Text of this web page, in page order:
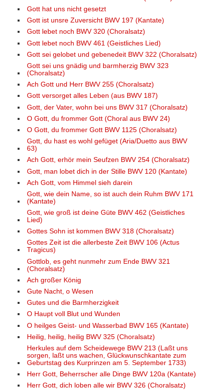
Gott hat uns nicht gesetzt
Gott ist unsre Zuversicht BWV 197 (Kantate)
Gott lebet noch BWV 320 (Choralsatz)
Gott lebet noch BWV 461 (Geistliches Lied)
Gott sei gelobet und gebenedeit BWV 322 (Choralsatz)
Gott sei uns gnädig und barmherzig BWV 323
(Choralsatz)
Ach Gott und Herr BWV 255 (Choralsatz)
Gott versorget alles Leben (aus BWV 187)
Gott, der Vater, wohn bei uns BWV 317 (Choralsatz)
O Gott, du frommer Gott (Choral aus BWV 24)
O Gott, du frommer Gott BWV 1125 (Choralsatz)
Gott, du hast es wohl gefüget (Aria/Duetto aus BWV
63)
Ach Gott, erhör mein Seufzen BWV 254 (Choralsatz)
Gott, man lobet dich in der Stille BWV 120 (Kantate)
Ach Gott, vom Himmel sieh darein
Gott, wie dein Name, so ist auch dein Ruhm BWV 171
(Kantate)
Gott, wie groß ist deine Güte BWV 462 (Geistliches
Lied)
Gottes Sohn ist kommen BWV 318 (Choralsatz)
Gottes Zeit ist die allerbeste Zeit BWV 106 (Actus
Tragicus)
Gottlob, es geht nunmehr zum Ende BWV 321
(Choralsatz)
Ach großer König
Gute Nacht, o Wesen
Gutes und die Barmherzigkeit
O Haupt voll Blut und Wunden
O heilges Geist- und Wasserbad BWV 165 (Kantate)
Heilig, heilig, heilig BWV 325 (Choralsatz)
Herkules auf dem Scheidewege BWV 213 (Laßt uns
sorgen, laßt uns wachen, Glückwunschkantate zum
Geburtstag des Kurprinzen am 5. September 1733)
Herr Gott, Beherrscher alle Dinge BWV 120a (Kantate)
Herr Gott, dich loben alle wir BWV 326 (Choralsatz)